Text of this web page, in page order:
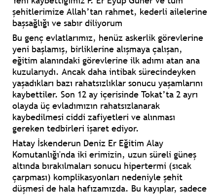
şehitlerimize Allah’tan rahmet, kederli ailelerine
başsağlığı ve sabır diliyorum
Bu genç evlatlarımız, henüz askerlik görevlerine
yeni başlamış, birliklerine alışmaya çalışan,
eğitim alanındaki görevlerine ilk adımı atan ana
kuzularıydı. Ancak daha intibak sürecindeyken
yaşadıkları bazı rahatsızlıklar sonucu yaşamlarını
kaybettiler. Son 12 ay içerisinde Tokat’ta 2 ayrı
olayda üç evladımızın rahatsızlanarak
kaybedilmesi ciddi zafiyetleri ve alınması
gereken tedbirleri işaret ediyor.
Hatay İskenderun Deniz Er Eğitim Alay
Komutanlığı'nda iki erimizin, uzun süreli güneş
altında bırakılmaları sonucu hipertermi (sıcak
çarpması) komplikasyonları nedeniyle şehit
düşmesi de hala hafızamızda. Bu kayıplar, sadece